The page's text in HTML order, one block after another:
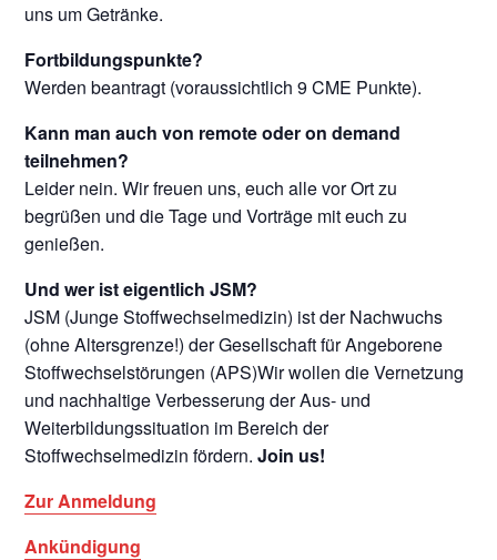
uns um Getränke.
Fortbildungspunkte?
Werden beantragt (voraussichtlich 9 CME Punkte).
Kann man auch von remote oder on demand
teilnehmen?
Leider nein. Wir freuen uns, euch alle vor Ort zu
begrüßen und die Tage und Vorträge mit euch zu
genießen.
Und wer ist eigentlich JSM?
JSM (Junge Stoffwechselmedizin) ist der Nachwuchs
(ohne Altersgrenze!) der Gesellschaft für Angeborene
Stoffwechselstörungen (APS)Wir wollen die Vernetzung
und nachhaltige Verbesserung der Aus- und
Weiterbildungssituation im Bereich der
Stoffwechselmedizin fördern.Join us!
Zur Anmeldung
Ankündigung